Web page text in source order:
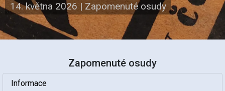
14. května 2026 | Zapomenuté osudy
Zapomenuté osudy
Informace